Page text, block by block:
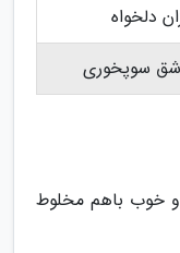
دلخواه
و خوب باهم مخلوط